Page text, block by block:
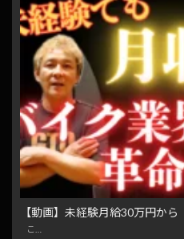
【動画】未経験月給30万円から
こ…